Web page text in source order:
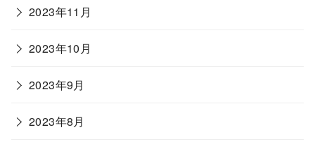
2023年11月
2023年10月
2023年9月
2023年8月